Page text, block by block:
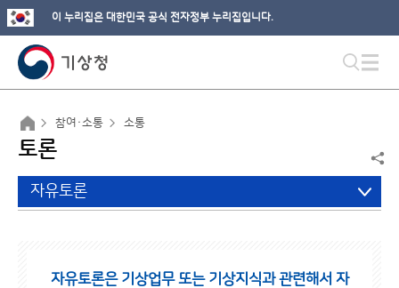
이 누리집은 대한민국 공식 전자정부 누리집입니다.
참여·소통 소통
토론
자유토론
자유토론은 기상업무 또는 기상지식과 관련해서 자